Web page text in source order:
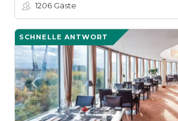
1206 Gäste
SCHNELLE ANTWORT